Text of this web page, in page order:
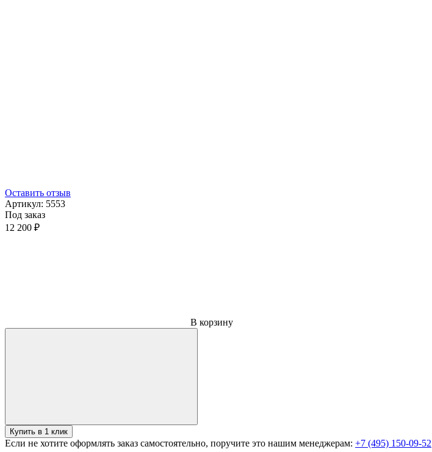
Оставить отзыв
Артикул: 5553
Под заказ
12 200 ₽
В корзину
Купить в 1 клик
Если не хотите оформлять заказ самостоятельно, поручите это нашим менеджерам: +7 (495) 150-09-52